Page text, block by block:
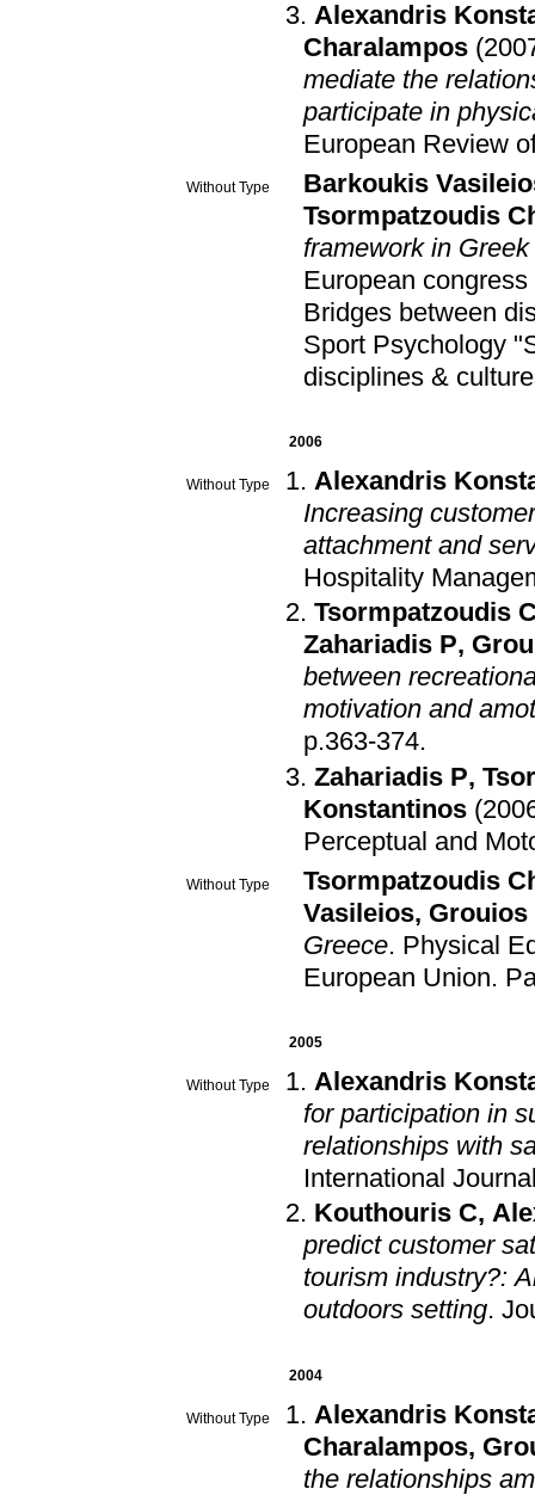
Alexandris
Charalampos
mediate the
participate in
European Review
Without Type
Barkoukis
Tsormpatzoudis
framework in
European
Bridges between
Sport Psychology
disciplines &
2006
Without Type
Alexandris
Increasing
attachment and
Hospitality
Tsormpatzoudis
Zahariadis P,
between
motivation and
p.363-374.
Zahariadis P,
Konstantinos
Perceptual and
Without Type
Tsormpatzoudis
Vasileios, Grouios
Greece. Physical
European Union.
2005
Without Type
Alexandris
for participation in
relationships with
International
Kouthouris C,
predict customer
tourism industry?:
outdoors setting.
2004
Without Type
Alexandris
Charalampos,
the relationships